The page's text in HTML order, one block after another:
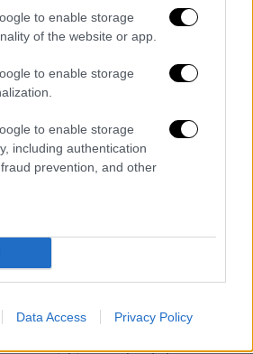
to enable storage
of the website or app.
to enable storage
to enable storage
including authentication
prevention, and other
Data Access Privacy Policy
υγειονομικών μονάδων
τις διαδικασίες που
στον
ΕΟΔΥ
των κλινικών
στο Εθνικό Κέντρο
(
ΕΦΕΤ) και του Υπουργείου